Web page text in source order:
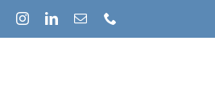
Salta
al